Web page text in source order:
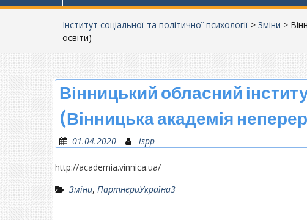
Інститут соціальної та політичної психології > Зміни >
освіти)
Вінницький обласний
(Вінницька академія
01.04.2020 ispp
http://academia.vinnica.ua/
Зміни, ПартнериУкраїна3